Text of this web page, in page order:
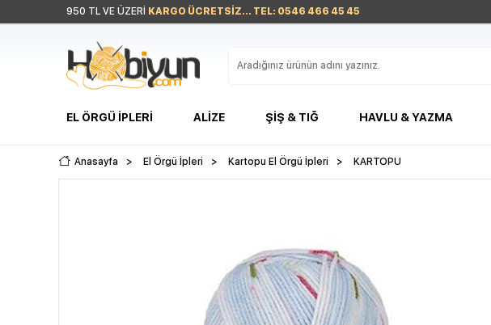
950 TL VE ÜZERİ KARGO ÜCRETSİZ... TEL: 0546 466 45 45
EL ÖRGÜ İPLERI ALIZE ŞIŞ & TIĞ HAVLU & YAZMA
Anasayfa > El Örgü İpleri > Kartopu El Örgü İpleri > KARTOPU